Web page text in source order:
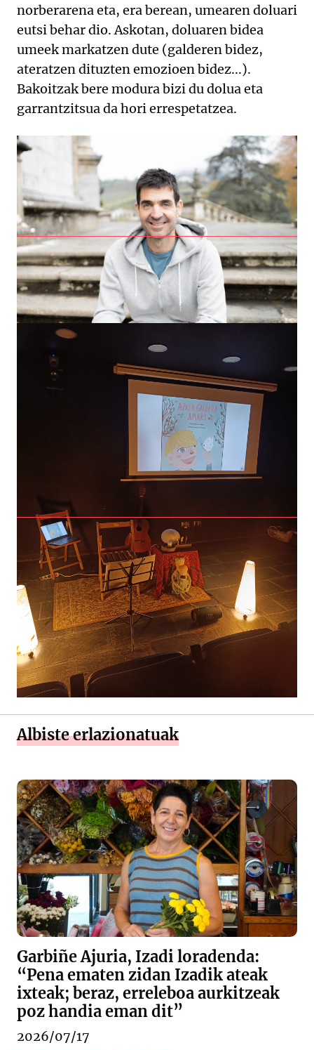
norberarena eta, era berean, umearen doluari
eutsi behar dio. Askotan, doluaren bidea
umeek markatzen dute (galderen bidez,
ateratzen dituzten emozioen bidez...).
Bakoitzak bere modura bizi du dolua eta
garrantzitsua da hori errespetatzea.
Albiste erlazionatuak
Garbiñe Ajuria, Izadi loradenda:
“Pena ematen zidan Izadik ateak
ixteak; beraz, erreleboa aurkitzeak
poz handia eman dit”
2026/07/17